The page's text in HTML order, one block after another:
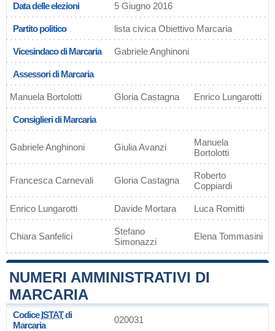
Data delle elezioni 5 Giugno 2016
Partito politico lista civica Obiettivo Marcaria
Vicesindaco di Marcaria Gabriele Anghinoni
Assessori di Marcaria
Manuela Bortolotti Gloria Castagna Enrico Lungarotti
Consiglieri di Marcaria
Gabriele Anghinoni Giulia Avanzi
Manuela
Bortolotti
Francesca Carnevali Gloria Castagna
Roberto
Coppiardi
Enrico Lungarotti Davide Mortara Luca Romitti
Chiara Sanfelici
Stefano
Simonazzi
Elena Tommasini
NUMERI AMMINISTRATIVI DI
MARCARIA
CodiceISTATdi
Marcaria
020031